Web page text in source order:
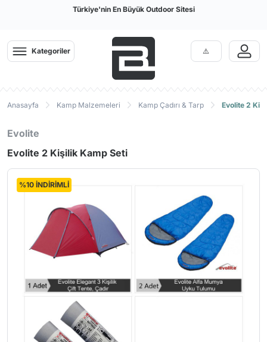
Türkiye'nin En Büyük Outdoor Sitesi
Kategoriler
Anasayfa Kamp Malzemeleri Kamp Çadırı & Tarp Evolite 2
Evolite
Evolite 2 Kişilik Kamp Seti
%10 İNDİRİMLİ